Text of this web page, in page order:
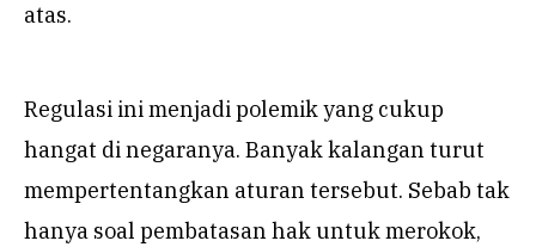
atas.
Regulasi ini menjadi polemik yang cukup
hangat di negaranya. Banyak kalangan turut
mempertentangkan aturan tersebut. Sebab tak
hanya soal pembatasan hak untuk merokok,